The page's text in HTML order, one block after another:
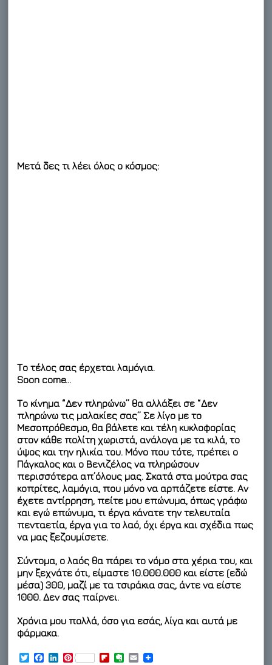
Μετά δες τι λέει όλος ο κόσμος:
Το τέλος σας έρχεται λαμόγια.
Soon come…
Το κίνημα “Δεν πληρώνω” θα αλλάξει σε “Δεν
πληρώνω τις μαλακίες σας” Σε λίγο με το
Μεσοπρόθεσμο, θα βάλετε και τέλη κυκλοφορίας
στον κάθε πολίτη χωριστά, ανάλογα με τα κιλά, το
ύψος και την ηλικία του. Μόνο που τότε, πρέπει ο
Πάγκαλος και ο Βενιζέλος να πληρώσουν
περισσότερα απ’όλους μας. Σκατά στα μούτρα σας
κοπρίτες, λαμόγια, που μόνο να αρπάζετε είστε. Αν
έχετε αντίρρηση, πείτε μου επώνυμα, όπως γράφω
και εγώ επώνυμα, τι έργα κάνατε την τελευταία
πενταετία, έργα για το λαό, όχι έργα και σχέδια πως
να μας ξεζουμίσετε.
Σύντομα, ο λαός θα πάρει το νόμο στα χέρια του, και
μην ξεχνάτε ότι, είμαστε 10.000.000 και είστε (εδώ
μέσα) 300, μαζί με τα τσιράκια σας, άντε να είστε
1000. Δεν σας παίρνει.
Χρόνια μου πολλά, όσο για εσάς, λίγα και αυτά με
φάρμακα.
T
F
L
P
F
E